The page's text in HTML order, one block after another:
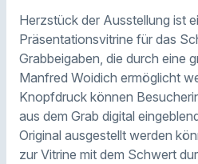
Herzstück der Ausstellung ist
Präsentationsvitrine für das
Grabbeigaben, die durch eine
Manfred Woidich ermöglicht
Knopfdruck können
aus dem Grab digital
Original ausgestellt werden
zur Vitrine mit dem Schwert